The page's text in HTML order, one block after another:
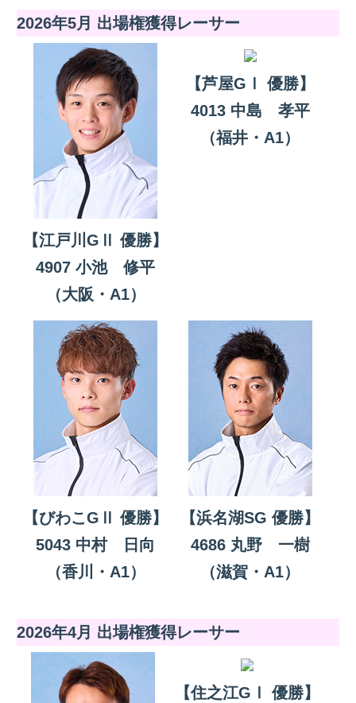
2026年5月 出場権獲得レーサー
【江戸川GⅡ 優勝】
4907 小池 修平
（大阪・A1）
【芦屋GⅠ 優勝】
4013 中島 孝平
（福井・A1）
【びわこGⅡ 優勝】
5043 中村 日向
（香川・A1）
【浜名湖SG 優勝】
4686 丸野 一樹
（滋賀・A1）
2026年4月 出場権獲得レーサー
【住之江GⅠ 優勝】